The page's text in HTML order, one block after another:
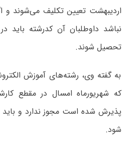
اردیبهشت تعیین تکلیف می‌شوند و
نباشد داوطلبان آن کدرشته باید
تحصیل شوند.
به گفته وی، رشته‌های آموزش
که شهریورماه امسال در مقطع
پذیرش شده است مجوز ندارد و
شود.